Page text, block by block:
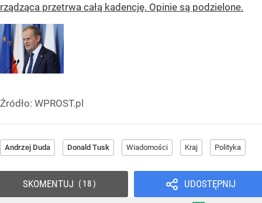
rządząca przetrwa całą kadencję. Opinie są podzielone.
Źródło: WPROST.pl
Andrzej Duda Donald Tusk Wiadomości Kraj Polityka
UDOSTĘPNIJ
SKOMENTUJ 18